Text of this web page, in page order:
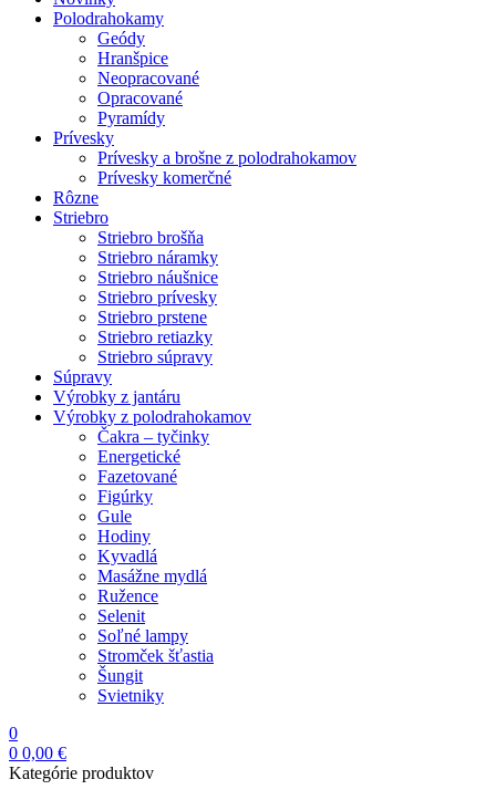
Polodrahokamy
Geódy
Hranšpice
Neopracované
Opracované
Pyramídy
Prívesky
Prívesky a brošne z polodrahokamov
Prívesky komerčné
Rôzne
Striebro
Striebro brošňa
Striebro náramky
Striebro náušnice
Striebro prívesky
Striebro prstene
Striebro retiazky
Striebro súpravy
Súpravy
Výrobky z jantáru
Výrobky z polodrahokamov
Čakra – tyčinky
Energetické
Fazetované
Figúrky
Gule
Hodiny
Kyvadlá
Masážne mydlá
Ružence
Selenit
Soľné lampy
Stromček šťastia
Šungit
Svietniky
0
0 0,00 €
Kategórie produktov